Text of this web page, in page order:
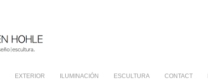
EXTERIOR ILUMINACIÓN ESCULTURA CONTACT